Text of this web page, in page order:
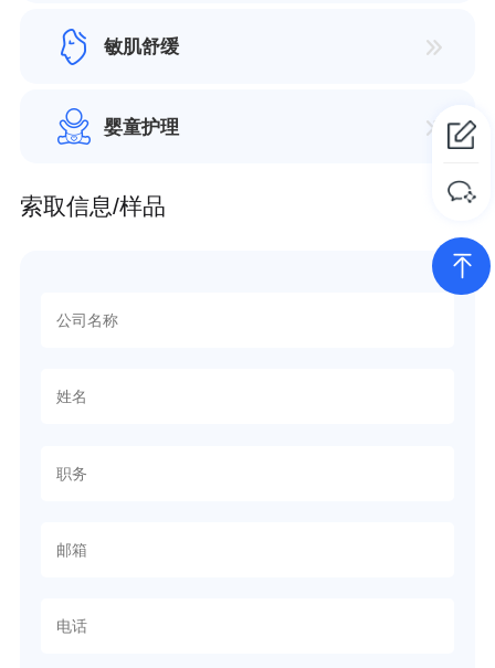
敏肌舒缓
婴童护理
索取信息/样品